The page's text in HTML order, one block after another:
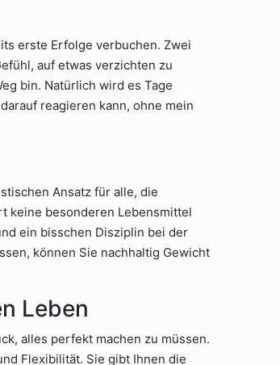
erste Erfolge verbuchen. Zwei
auf etwas verzichten zu
bin. Natürlich wird es Tage
reagieren kann, ohne mein
Ansatz für alle, die
keine besonderen Lebensmittel
ein bisschen Disziplin bei der
können Sie nachhaltig Gewicht
Leben
alles perfekt machen zu müssen.
Flexibilität. Sie gibt Ihnen die